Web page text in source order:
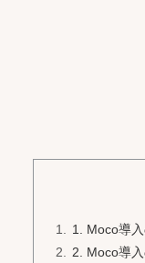
1. Moco導
2. Moco導